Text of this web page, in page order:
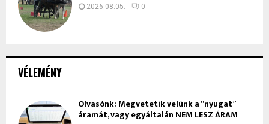
VÉLEMÉNY
Olvasónk: Megvetetik velünk a “nyugat”
áramát, vagy egyáltalán NEM LESZ ÁRAM
2026.08.05. 0